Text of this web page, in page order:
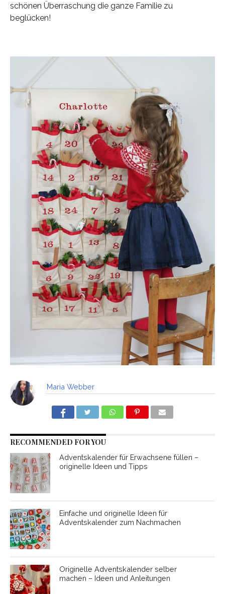
schönen Überraschung die ganze Familie zu
beglücken!
Maria Webber
RECOMMENDED FOR YOU
Adventskalender für Erwachsene füllen –
originelle Ideen und Tipps
Einfache und originelle Ideen für
Adventskalender zum Nachmachen
Originelle Adventskalender selber
machen – Ideen und Anleitungen